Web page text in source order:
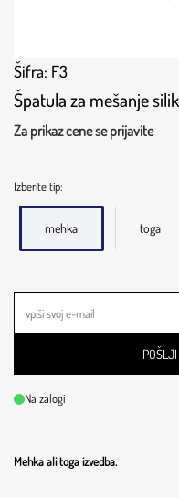
Šifra: F3
Špatula za mešanje
Za prikaz cene se prijavite
Izberite tip:
mehka toga
Na zalogi
Mehka ali toga izvedba.